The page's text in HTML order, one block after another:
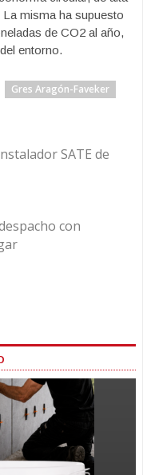
misma ha supuesto
de CO2 al año,
entorno.
Gres Aragón-Faveker
SATE de
con